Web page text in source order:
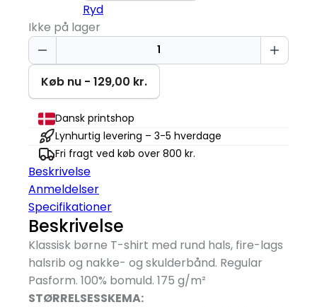
Ryd
Ikke på lager
Sweet
Mood
Only
T-
shirt
Børn
antal
Køb nu - 129,00 kr.
Dansk printshop
Lynhurtig levering – 3-5 hverdage
Fri fragt ved køb over 800 kr.
Beskrivelse
Anmeldelser
Specifikationer
Beskrivelse
Klassisk børne T-shirt med rund hals, fire-lags
halsrib og nakke- og skulderbånd. Regular
Pasform. 100% bomuld. 175 g/m²
STØRRELSESSKEMA: